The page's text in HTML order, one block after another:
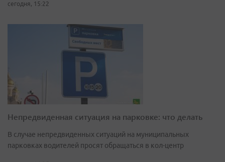
сегодня, 15:22
Непредвиденная ситуация на парковке: что делать
В случае непредвиденных ситуаций на муниципальных
парковках водителей просят обращаться в кол-центр